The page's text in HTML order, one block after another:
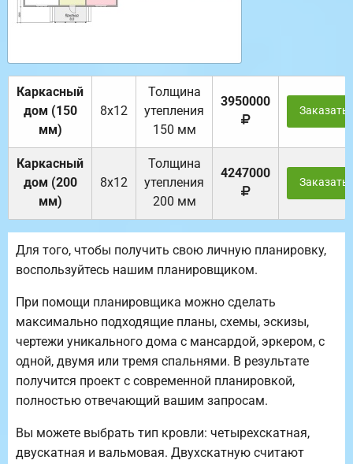
Каркасный
дом (150
мм)
8х12
Толщина
утепления
150 мм
3950000
Заказать
Каркасный
дом (200
мм)
8х12
Толщина
утепления
200 мм
4247000
Заказать
Для того, чтобы получить свою личную планировку,
воспользуйтесь нашим планировщиком.
При помощи планировщика можно сделать
максимально подходящие планы, схемы, эскизы,
чертежи уникального дома с мансардой, эркером, с
одной, двумя или тремя спальнями. В результате
получится проект с современной планировкой,
полностью отвечающий вашим запросам.
Вы можете выбрать тип кровли: четырехскатная,
двускатная и вальмовая. Двухскатную считают